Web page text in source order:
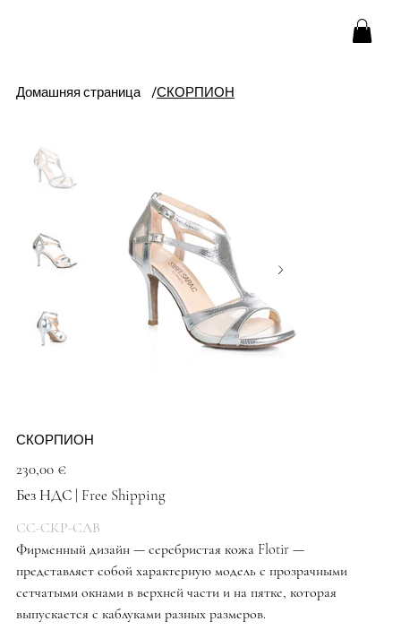
Домашняя страница /СКОРПИОН
СКОРПИОН
230,00 €
Без НДС | Free Shipping
СС-СКР-СЛВ
Фирменный дизайн — серебристая кожа Flotir —
представляет собой характерную модель с прозрачными
сетчатыми окнами в верхней части и на пятке, которая
выпускается с каблуками разных размеров.